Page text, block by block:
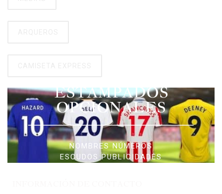
ESTAMPADOS
OPCIONALES
NOMBRES NÚMEROS
ESCUDOS PUBLICIDADES